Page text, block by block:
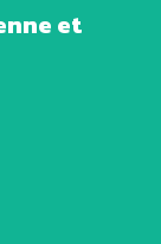
et